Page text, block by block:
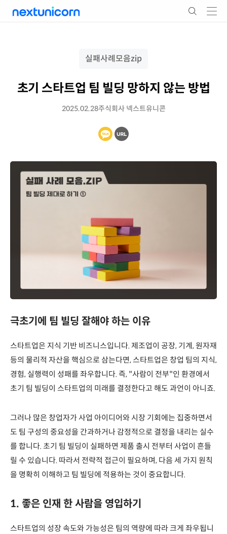
실패사례모음zip
초기 스타트업 팀 빌딩 망하지 않는 방법
2025.02.28주식회사 넥스트유니콘
극초기에 팀 빌딩 잘해야 하는 이유
스타트업은 지식 기반 비즈니스입니다. 제조업이 공장, 기계, 원자재
등의 물리적 자산을 핵심으로 삼는다면, 스타트업은 창업 팀의 지식,
경험, 실행력이 성패를 좌우합니다. 즉, "사람이 전부"인 환경에서
초기 팀 빌딩이 스타트업의 미래를 결정한다고 해도 과언이 아니죠.
그러나 많은 창업자가 사업 아이디어와 시장 기회에는 집중하면서
도 팀 구성의 중요성을 간과하거나 감정적으로 결정을 내리는 실수
를 합니다. 초기 팀 빌딩이 실패하면 제품 출시 전부터 사업이 흔들
릴 수 있습니다. 따라서 전략적 접근이 필요하며, 다음 세 가지 원칙
을 명확히 이해하고 팀 빌딩에 적용하는 것이 중요합니다.
1. 좋은 인재 한 사람을 영입하기
스타트업의 성장 속도와 가능성은 팀의 역량에 따라 크게 좌우됩니